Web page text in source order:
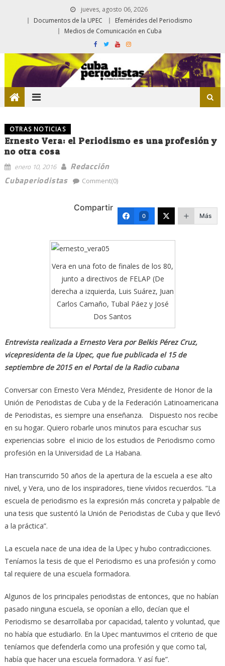
jueves, agosto 06, 2026
Documentos de la UPEC
Efemérides del Periodismo
Medios de Comunicación en Cuba
OTRAS NOTICIAS
Ernesto Vera: el Periodismo es una profesión y
no otra cosa
enero 10, 2016
Redacción
Cubaperiodistas
Comment(0)
Compartir
0 Más
Vera en una foto de finales de los 80,
junto a directivos de FELAP (De
derecha a izquierda, Luis Suárez, Juan
Carlos Camaño, Tubal Páez y José
Dos Santos
Entrevista realizada a Ernesto Vera por Belkis Pérez Cruz,
vicepresidenta de la Upec, que fue publicada el 15 de
septiembre de 2015 en el Portal de la Radio cubana
Conversar con Ernesto Vera Méndez, Presidente de Honor de la
Unión de Periodistas de Cuba y de la Federación Latinoamericana
de Periodistas, es siempre una enseñanza. Dispuesto nos recibe
en su hogar. Quiero robarle unos minutos para escuchar sus
experiencias sobre el inicio de los estudios de Periodismo como
profesión en la Universidad de La Habana.
Han transcurrido 50 años de la apertura de la escuela a ese alto
nivel, y Vera, uno de los inspiradores, tiene vívidos recuerdos. “La
escuela de periodismo es la expresión más concreta y palpable de
una tesis que sustentó la Unión de Periodistas de Cuba y que llevó
a la práctica”.
La escuela nace de una idea de la Upec y hubo contradicciones.
Teníamos la tesis de que el Periodismo es una profesión y como
tal requiere de una escuela formadora.
Algunos de los principales periodistas de entonces, que no habían
pasado ninguna escuela, se oponían a ello, decían que el
Periodismo se desarrollaba por capacidad, talento y voluntad, que
no había que estudiarlo. En la Upec mantuvimos el criterio de que
teníamos que defenderla como una profesión y que como tal,
había que hacer una escuela formadora. Y así fue”.